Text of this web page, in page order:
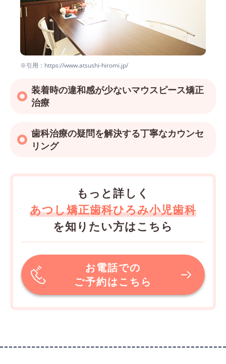
※引用：https://www.atsushi-hiromi.jp/
装着時の違和感が少ないマウスピース矯正
治療
歯科治療の疑問を解決する丁寧なカウンセ
リング
もっと詳しく
あつし矯正歯科ひろみ小児歯科
を知りたい方はこちら
お電話での
ご予約はこちら